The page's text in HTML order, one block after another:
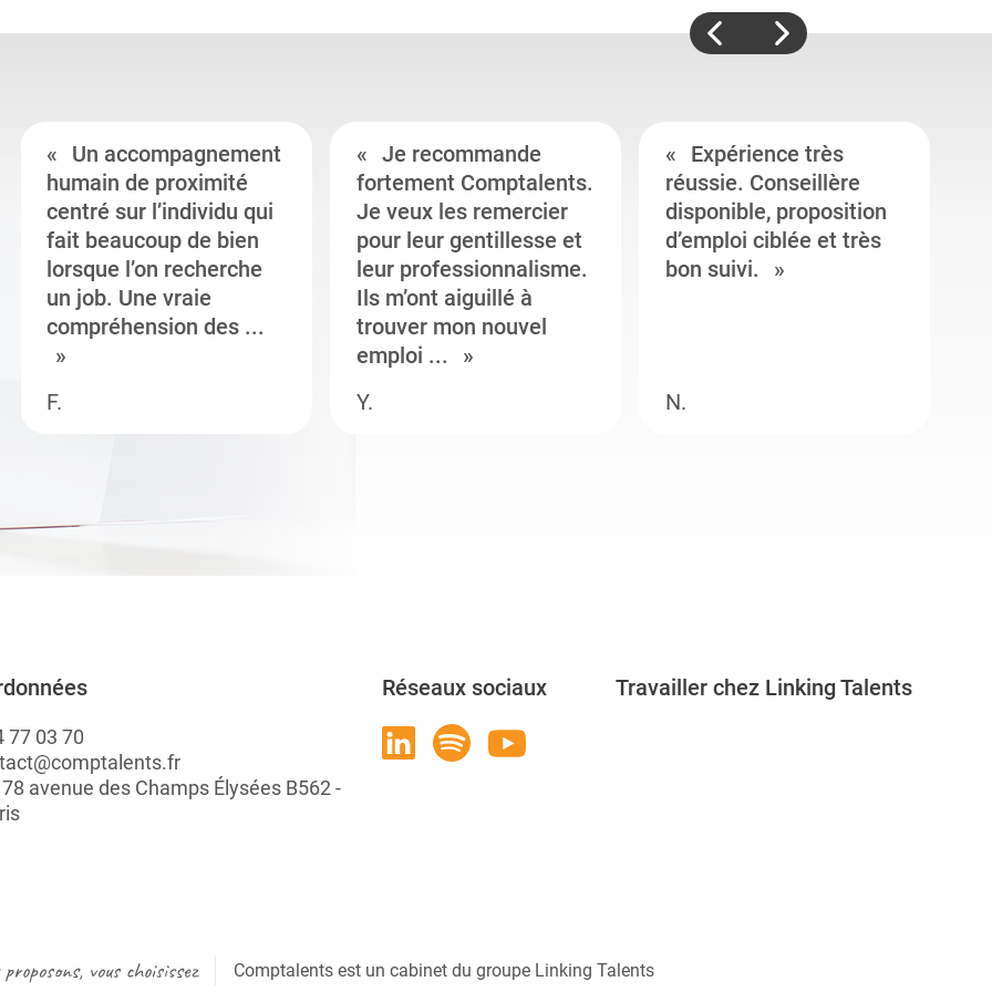
Un accompagnement
humain de proximité
centré sur l’individu qui
fait beaucoup de bien
lorsque l’on recherche
un job. Une vraie
compréhension des ...
F.
Je recommande
fortement Comptalents.
Je veux les remercier
pour leur gentillesse et
leur professionnalisme.
Ils m’ont aiguillé à
trouver mon nouvel
emploi ...
Y.
Expérience très
réussie. Conseillère
disponible, proposition
d’emploi ciblée et très
bon suivi.
N.
77 03 70
avenue des Champs Élysées B562 -
Réseaux sociaux Travailler chez Linking Talents
vous choisissez Comptalents est un cabinet du groupe Linking Talents